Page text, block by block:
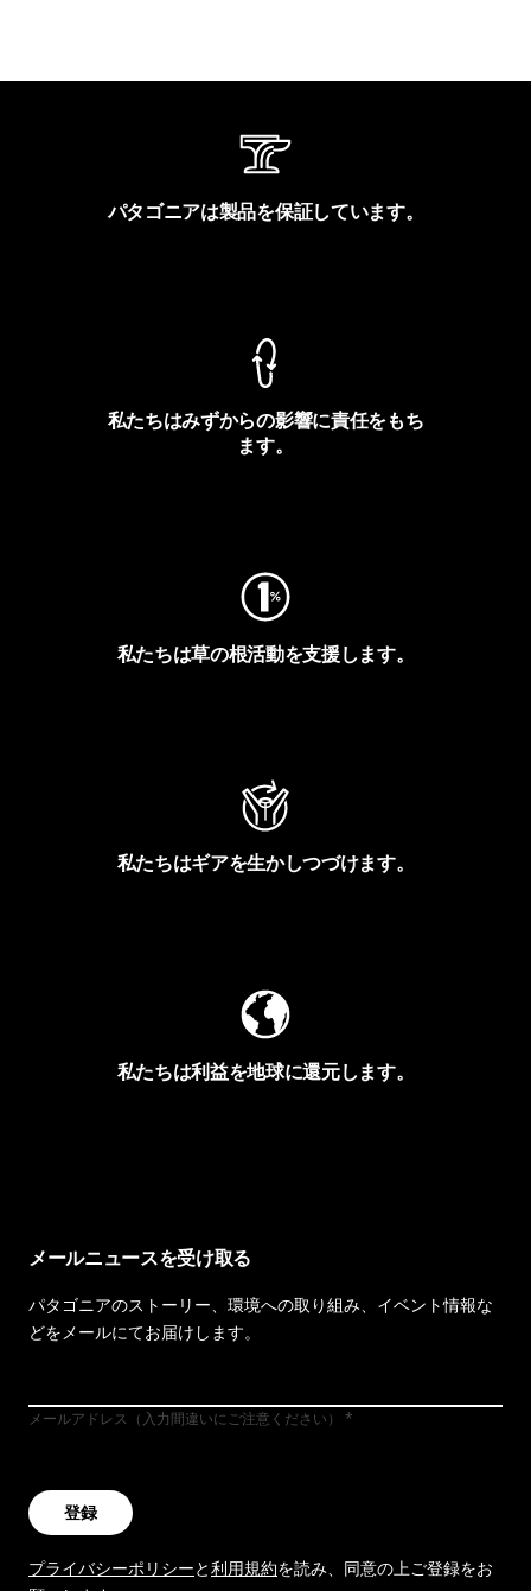
パタゴニアは製品を保証しています。
私たちはみずからの影響に責任をもち
ます。
私たちは草の根活動を支援します。
私たちはギアを生かしつづけます。
私たちは利益を地球に還元します。
メールニュースを受け取る
パタゴニアのストーリー、環境への取り組み、イベント情報な
どをメールにてお届けします。
メールアドレス（入力間違いにご注意ください）
登録
プライバシーポリシーと利用規約を読み、同意の上ご登録をお